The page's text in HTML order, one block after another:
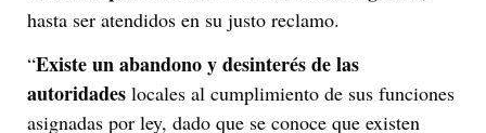
hasta ser atendidos en su justo reclamo.
“Existe un abandono y desinterés de las
autoridades locales al cumplimiento de sus funciones
asignadas por ley, dado que se conoce que existen